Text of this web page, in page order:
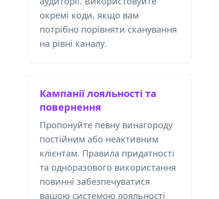
окремі коди, якщо вам
потрібно порівняти сканування
на рівні каналу.
Кампанії лояльності та
повернення
Пропонуйте певну винагороду
постійним або неактивним
клієнтам. Правила придатності
та одноразового використання
повинні забезпечуватися
вашою системою лояльності